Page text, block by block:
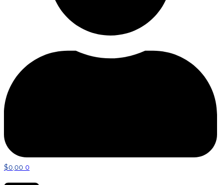
$0,00 0